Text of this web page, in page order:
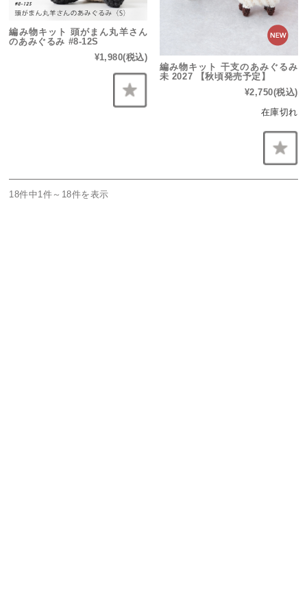
編み物キット 頭がまん丸羊さん
のあみぐるみ #8-12S
¥1,980(税込)
編み物キット 干支のあみぐるみ
未 2027 【秋頃発売予定】
¥2,750(税込)
在庫切れ
18件中1件～18件を表示